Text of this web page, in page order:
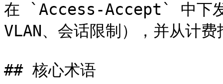
在 `Access-Accept` 中下发
VLAN、会话限制），并从计
## 核心术语